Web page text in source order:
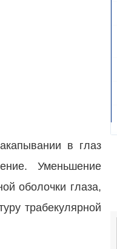
в глаз
Уменьшение
оболочки глаза,
трабекулярной